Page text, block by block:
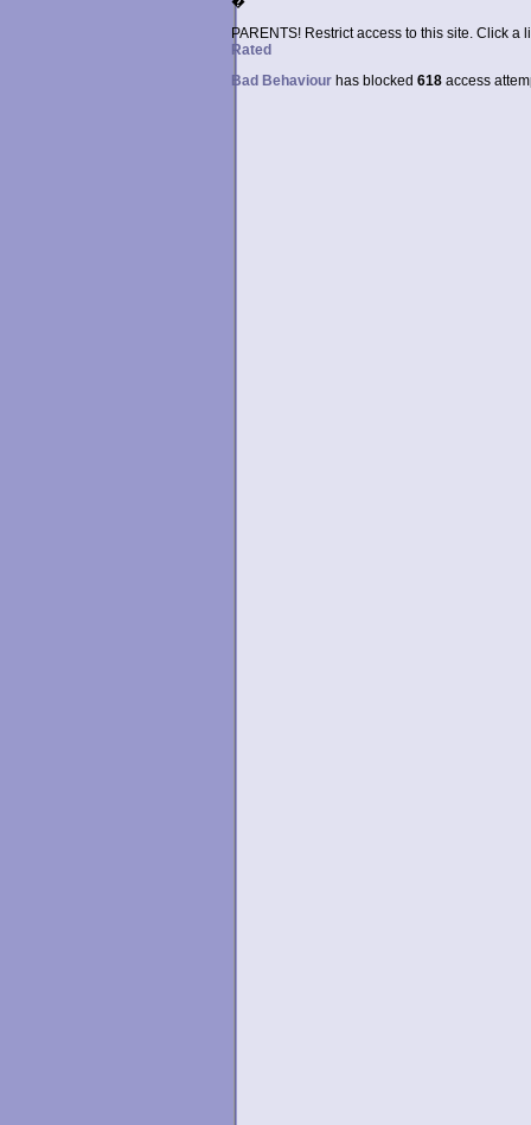
PARENTS! Restrict access to this site. Click a
Rated
Bad Behaviour has blocked 618 access